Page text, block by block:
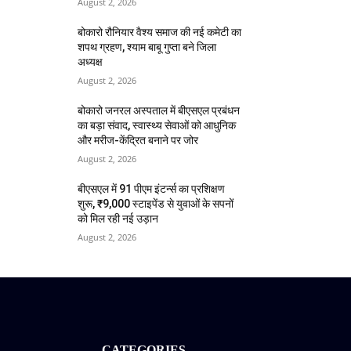
बोकारो रौनियार वैश्य समाज की नई कमेटी का
शपथ ग्रहण, श्याम बाबू गुप्ता बने जिला
अध्यक्ष
August 2, 2026
बोकारो जनरल अस्पताल में बीएसएल प्रबंधन
का बड़ा संवाद, स्वास्थ्य सेवाओं को आधुनिक
और मरीज-केंद्रित बनाने पर जोर
August 2, 2026
बीएसएल में 91 पीएम इंटर्न्स का प्रशिक्षण
शुरू, ₹9,000 स्टाइपेंड से युवाओं के सपनों
को मिल रही नई उड़ान
August 2, 2026